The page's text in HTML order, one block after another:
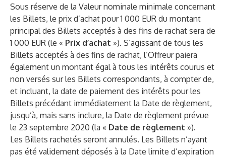
Sous réserve de la Valeur nominale minimale concernant
les Billets, le prix d’achat pour 1 000 EUR du montant
principal des Billets acceptés à des fins de rachat sera de
1 000 EUR (le « Prix d’achat »). S’agissant de tous les
Billets acceptés à des fins de rachat, l’Offreur paiera
également un montant égal à tous les intérêts courus et
non versés sur les Billets correspondants, à compter de,
et incluant, la date de paiement des intérêts pour les
Billets précédant immédiatement la Date de règlement,
jusqu’à, mais sans inclure, la Date de règlement prévue
le 23 septembre 2020 (la « Date de règlement »).
Les Billets rachetés seront annulés. Les Billets n’ayant
pas été validement déposés à la Date limite d’expiration